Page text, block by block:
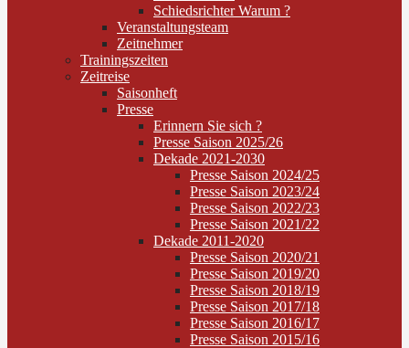
Schiedsrichter Warum ?
Veranstaltungsteam
Zeitnehmer
Trainingszeiten
Zeitreise
Saisonheft
Presse
Erinnern Sie sich ?
Presse Saison 2025/26
Dekade 2021-2030
Presse Saison 2024/25
Presse Saison 2023/24
Presse Saison 2022/23
Presse Saison 2021/22
Dekade 2011-2020
Presse Saison 2020/21
Presse Saison 2019/20
Presse Saison 2018/19
Presse Saison 2017/18
Presse Saison 2016/17
Presse Saison 2015/16